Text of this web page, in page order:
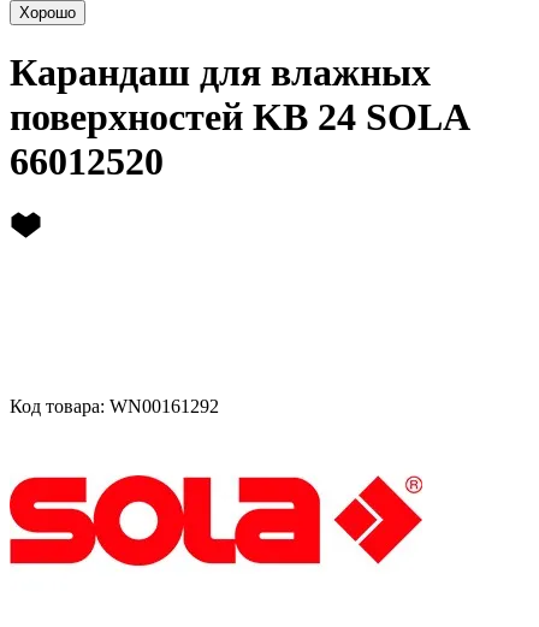
Хорошо
Карандаш для влажных
поверхностей KB 24 SOLA
66012520
Код товара: WN00161292